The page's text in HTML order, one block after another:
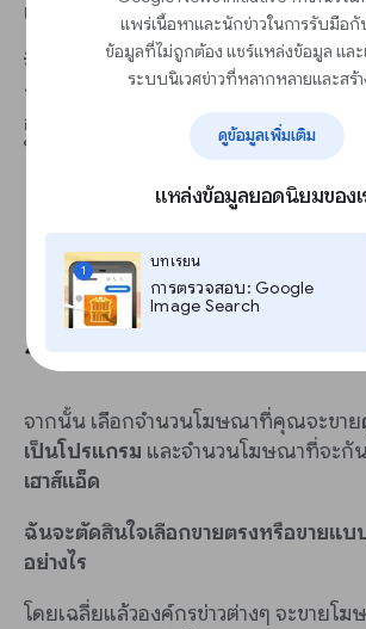
แพร่เนื้อหาและนักข่าวในการรับมือกั
ข้อมูลที่ไม่ถูกต้อง แชร์แหล่งข้อมูล และ
ระบบนิเวศข่าวที่หลากหลายและสร้
ดูข้อมูลเพิ่มเติม
แหล่งข้อมูลยอดนิยมของเ
1
บทเรียน
การตรวจสอบ: Google
Image Search
เห็นได้
💡 แนวทางปฏิบัติแนะนำ:หลีกเลี่ยงการ
ข่าวด่วนที่ส่งผลกระทบต่ออารมณ์ความรู้
อากาศสุดขั้ว หรือ
อื่นๆ ที่ผู้ลงโฆษณ
ให้โฆษณาของตนปรากฏอยู่ด้านข้าง
4. เลือกวิธีการขายโฆษณา
จากนั้น เลือกจำนวนโฆษณาที่คุณจะขาย
เป็นโปรแกรม และจำนวนโฆษณาที่จะกั
เฮาส์แอ็ด
ฉันจะตัดสินใจเลือกขายตรงหรือขายแบ
อย่างไร
โดยเฉลี่ยแล้วองค์กรข่าวต่างๆ จะขายโ